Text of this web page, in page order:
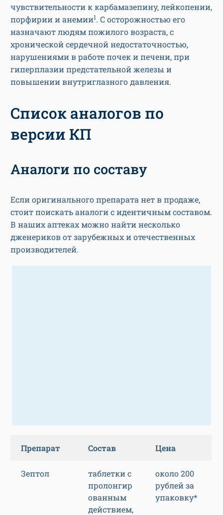
чувствительности к карбамазепину, лейкопении,
порфирии и анемии1. С осторожностью его
назначают людям пожилого возраста, с
хронической сердечной недостаточностью,
нарушениями в работе почек и печени, при
гиперплазии предстательной железы и
повышении внутриглазного давления.
Список аналогов по
версии КП
Аналоги по составу
Если оригинального препарата нет в продаже,
стоит поискать аналоги с идентичным составом.
В наших аптеках можно найти несколько
дженериков от зарубежных и отечественных
производителей.
Препарат Состав Цена
Зептол
таблетки с
пролонгир
ованным
действием,
около 200
рублей за
упаковку*